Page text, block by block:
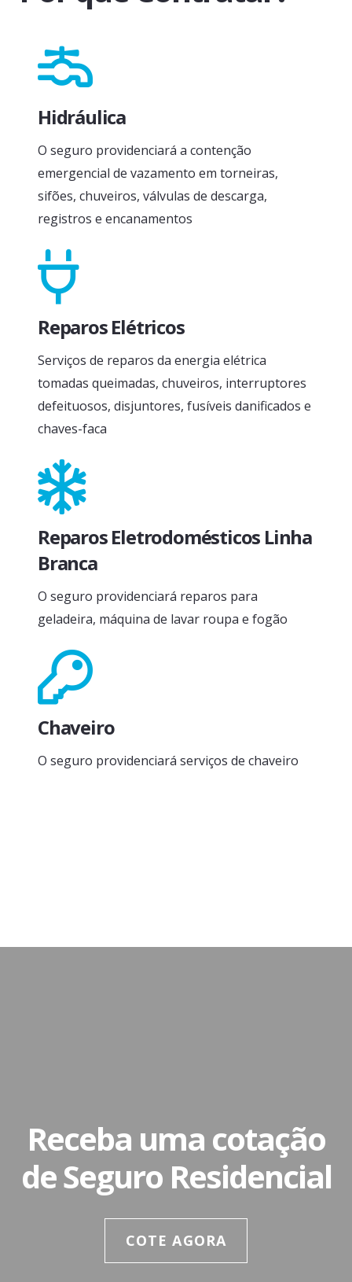
Hidráulica
O seguro providenciará a contenção
emergencial de vazamento em torneiras,
sifões, chuveiros, válvulas de descarga,
registros e encanamentos
Reparos Elétricos
Serviços de reparos da energia elétrica
tomadas queimadas, chuveiros, interruptores
defeituosos, disjuntores, fusíveis danificados e
chaves-faca
Reparos Eletrodomésticos Linha
Branca
O seguro providenciará reparos para
geladeira, máquina de lavar roupa e fogão
Chaveiro
O seguro providenciará serviços de chaveiro
Receba uma cotação
de Seguro Residencial
COTE AGORA